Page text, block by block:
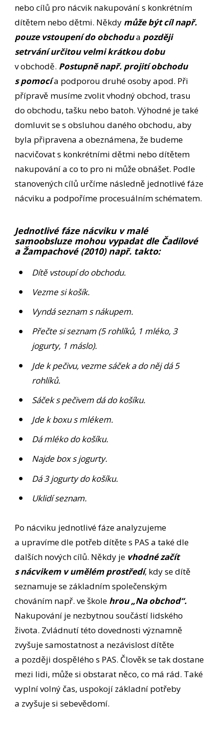
nebo cílů pro nácvik nakupování s konkrétním
dítětem nebo dětmi. Někdy může být cíl např.
pouze vstoupení do obchodua později
setrvání určitou velmi krátkou dobu
v obchodě. Postupně např. projití obchodu
s pomocía podporou druhé osoby apod. Při
přípravě musíme zvolit vhodný obchod, trasu
do obchodu, tašku nebo batoh. Výhodné je také
domluvit se s obsluhou daného obchodu, aby
byla připravena a obeznámena, že budeme
nacvičovat s konkrétními dětmi nebo dítětem
nakupování a co to pro ni může obnášet. Podle
stanovených cílů určíme následně jednotlivé fáze
nácviku a podpoříme procesuálním schématem.
Jednotlivé fáze nácviku v malé
samoobsluze mohou vypadat dle Čadilové
a Žampachové (2010) např. takto:
Dítě vstoupí do obchodu.
Vezme si košík.
Vyndá seznam s nákupem.
Přečte si seznam (5 rohlíků, 1 mléko, 3
jogurty, 1 máslo).
Jde k pečivu, vezme sáček a do něj dá 5
rohlíků.
Sáček s pečivem dá do košíku.
Jde k boxu s mlékem.
Dá mléko do košíku.
Najde box s jogurty.
Dá 3 jogurty do košíku.
Uklidí seznam.
Po nácviku jednotlivé fáze analyzujeme
a upravíme dle potřeb dítěte s PAS a také dle
dalších nových cílů. Někdy je vhodné začít
s nácvikem v umělém prostředí, kdy se dítě
seznamuje se základním společenským
chováním např. ve škole hrou „Na obchod“.
Nakupování je nezbytnou součástí lidského
života. Zvládnutí této dovednosti významně
zvyšuje samostatnost a nezávislost dítěte
a později dospělého s PAS. Člověk se tak dostane
mezi lidi, může si obstarat něco, co má rád. Také
vyplní volný čas, uspokojí základní potřeby
a zvyšuje si sebevědomí.